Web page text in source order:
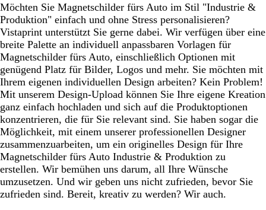
Möchten Sie Magnetschilder fürs Auto im Stil "Industrie &
Produktion" einfach und ohne Stress personalisieren?
Vistaprint unterstützt Sie gerne dabei. Wir verfügen über eine
breite Palette an individuell anpassbaren Vorlagen für
Magnetschilder fürs Auto, einschließlich Optionen mit
genügend Platz für Bilder, Logos und mehr. Sie möchten mit
Ihrem eigenen individuellen Design arbeiten? Kein Problem!
Mit unserem Design-Upload können Sie Ihre eigene Kreation
ganz einfach hochladen und sich auf die Produktoptionen
konzentrieren, die für Sie relevant sind. Sie haben sogar die
Möglichkeit, mit einem unserer professionellen Designer
zusammenzuarbeiten, um ein originelles Design für Ihre
Magnetschilder fürs Auto Industrie & Produktion zu
erstellen. Wir bemühen uns darum, all Ihre Wünsche
umzusetzen. Und wir geben uns nicht zufrieden, bevor Sie
zufrieden sind. Bereit, kreativ zu werden? Wir auch.